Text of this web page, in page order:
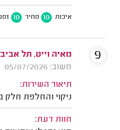
איכות 10 מחיר 10
מאיה וייט, תל
משוב: 05/07/2026
תיאור השירות:
ניקוי והחלפת חלק
חוות דעת:
9